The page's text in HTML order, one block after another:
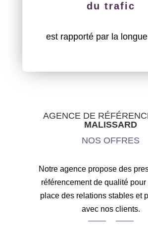
du trafic
est rapporté par la
AGENCE DE
MALISSARD
NOS OFFRES
Notre agence propose des
référencement de qualité pour
place des relations stables et
avec nos clients.